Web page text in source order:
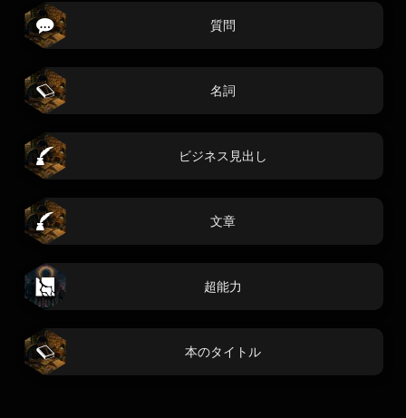
質問
名詞
ビジネス見出し
文章
超能力
本のタイトル